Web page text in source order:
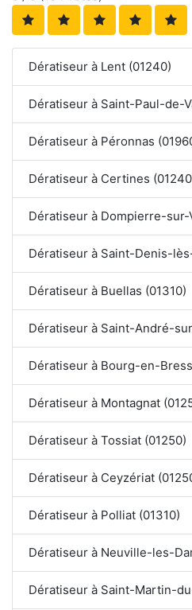
Dératiseur à Lent (01240)
Dératiseur à Saint-Paul-de-
Dératiseur à Péronnas
Dératiseur à Certines
Dératiseur à Dompierre-sur-
Dératiseur à Saint-Denis-
Dératiseur à Buellas (01310)
Dératiseur à Saint-André-
Dératiseur à Bourg-en-
Dératiseur à Montagnat
Dératiseur à Tossiat (01250)
Dératiseur à Ceyzériat
Dératiseur à Polliat (01310)
Dératiseur à Neuville-les-
Dératiseur à Saint-Martin-